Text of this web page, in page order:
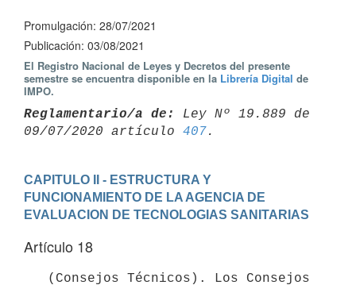
Promulgación: 28/07/2021
Publicación: 03/08/2021
El Registro Nacional de Leyes y Decretos del presente
semestre se encuentra disponible en la Librería Digital de
IMPO.
Reglamentario/a de:
Ley Nº 19.889 de
09/07/2020 artículo 407
CAPITULO II - ESTRUCTURA Y
FUNCIONAMIENTO DE LA AGENCIA DE
EVALUACION DE TECNOLOGIAS SANITARIAS
Artículo 18